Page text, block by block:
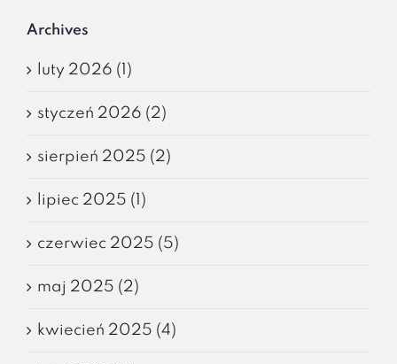
Archives
luty 2026 (1)
styczeń 2026 (2)
sierpień 2025 (2)
lipiec 2025 (1)
czerwiec 2025 (5)
maj 2025 (2)
kwiecień 2025 (4)